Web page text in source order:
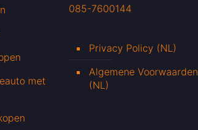
met
085-7600144
Privacy Policy (NL)
Algemene Voorwaarden
(NL)